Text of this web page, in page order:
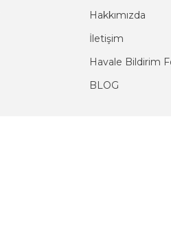
Hakkımızda
İletişim
Havale Bildirim
BLOG